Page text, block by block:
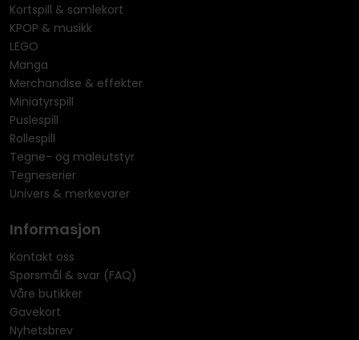
Kortspill & samlekort
KPOP & musikk
LEGO
Manga
Merchandise & effekter
Miniatyrspill
Puslespill
Rollespill
Tegne- og maleutstyr
Tegneserier
Univers & merkevarer
Informasjon
Kontakt oss
Spørsmål & svar (FAQ)
Våre butikker
Gavekort
Nyhetsbrev